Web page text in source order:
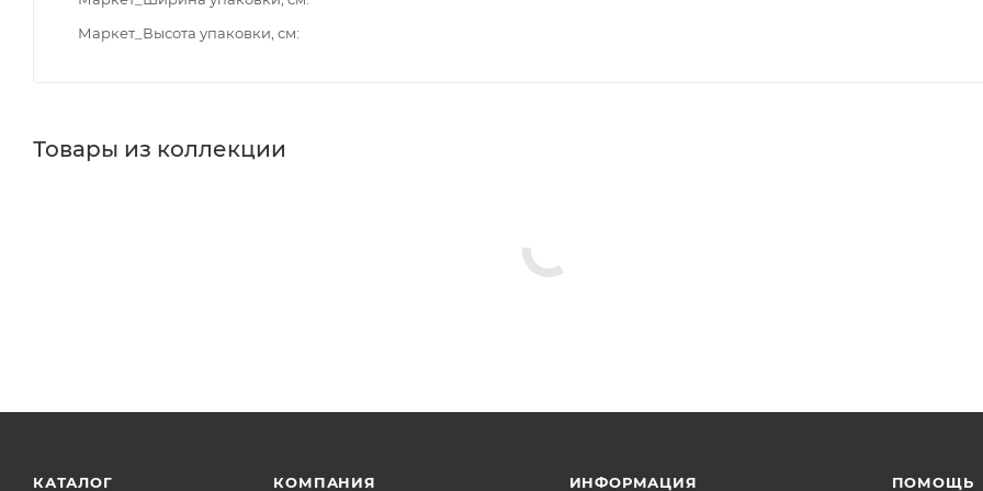
Маркет_Высота упаковки, см
Товары из коллекции
КАТАЛОГ КОМПАНИЯ ИНФОРМАЦИЯ ПОМОЩЬ